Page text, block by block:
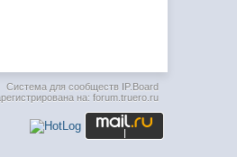
Система для сообществ IP.Board
на: forum.truero.ru